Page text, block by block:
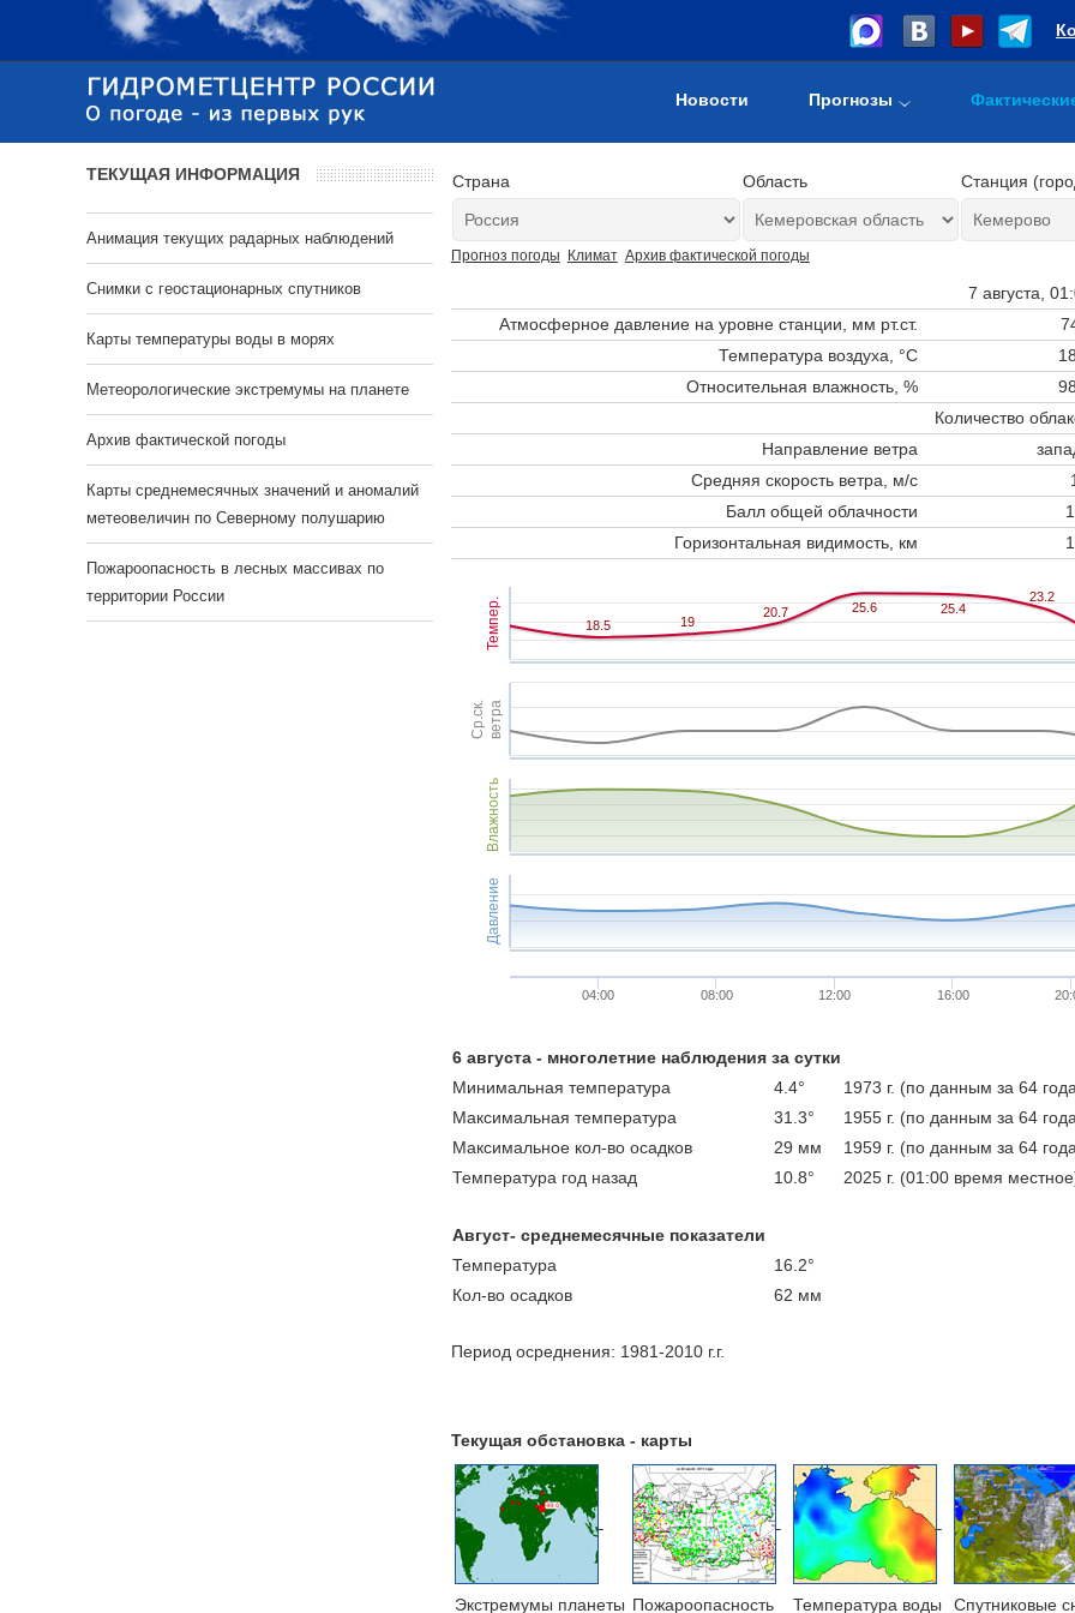
Новости Прогнозы
Страна Область Станция
Прогноз погоды Климат Архив фактической погоды
7 августа,
Атмосферное давление на уровне станции, мм рт.ст.
Температура воздуха, °C
Относительная влажность, %
Количество
Направление ветра
Средняя скорость ветра, м/с
1
Балл общей облачности
Горизонтальная видимость, км
Темпер.
Ср.ск.ветра
Влажность
Давление
18.5
18.5 19
19
20.7
20.7 25.6
25.6 25.4
25.4
23.2
23.2
04:00 08:00 12:00 16:00
6 августа - многолетние наблюдения за сутки
Минимальная температура
4.4°
1973 г. (по данным за 64
Максимальная температура
31.3°
1955 г. (по данным за 64
Максимальное кол-во осадков
29 мм
1959 г. (по данным за 64
Температура год назад
10.8° 2025 г. (01:00 время
Август- среднемесячные показатели
Температура
16.2°
Кол-во осадков
62 мм
Период осреднения: 1981-2010 г.г.
Текущая обстановка - карты
Экстремумы планеты Пожароопасность Температура воды Cпутниковые
ТЕКУЩАЯ ИНФОРМАЦИЯ
Анимация текущих радарных наблюдений
Cнимки с геостационарных спутников
Карты температуры воды в морях
Метеорологические экстремумы на планете
Архив фактической погоды
Карты среднемесячных значений и аномалий
метеовеличин по Северному полушарию
Пожароопасность в лесных массивах по
территории России